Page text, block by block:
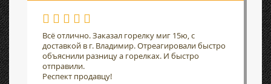
Всё отлично. Заказал горелку миг 15ю, с
доставкой в г. Владимир. Отреагировали быстро
объяснили разницу а горелках. И быстро
отправили.
Респект продавцу!